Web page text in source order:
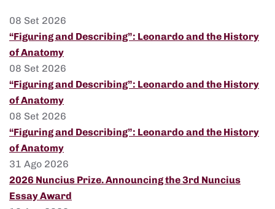
08 Set 2026
“Figuring and Describing”: Leonardo and the History
of Anatomy
08 Set 2026
“Figuring and Describing”: Leonardo and the History
of Anatomy
08 Set 2026
“Figuring and Describing”: Leonardo and the History
of Anatomy
31 Ago 2026
2026 Nuncius Prize. Announcing the 3rd Nuncius
Essay Award